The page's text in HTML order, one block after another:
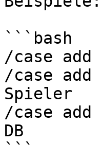
```bash
/case add
/case
Spieler
/case
DB
```